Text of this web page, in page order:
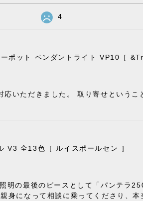
4
ーポット ペンダントライト VP10［
いただきました。 取り寄せという
V3 全13色［ ルイスポールセン ］
明の最後のピースとして「パンテラ
になって相談に乗ってくださり、